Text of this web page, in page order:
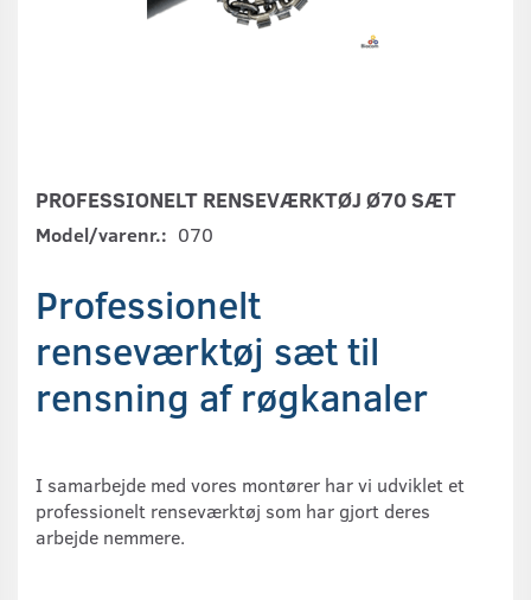
PROFESSIONELT RENSEVÆRKTØJ Ø70 SÆT
Model/varenr.: 070
Professionelt
renseværktøj sæt til
rensning af røgkanaler
I samarbejde med vores montører har vi udviklet et
professionelt renseværktøj som har gjort deres
arbejde nemmere.